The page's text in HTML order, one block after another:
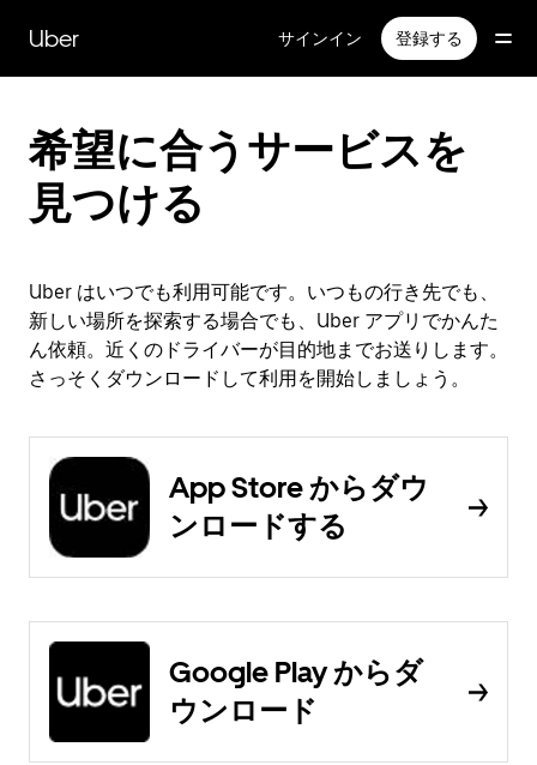
Uber サインイン 登録する
希望に合うサービスを
見つける
Uber はいつでも利用可能です。いつもの行き先でも、
新しい場所を探索する場合でも、Uber アプリでかんた
ん依頼。近くのドライバーが目的地までお送りします。
さっそくダウンロードして利用を開始しましょう。
App Store からダウ
ンロードする
Google Play からダ
ウンロード